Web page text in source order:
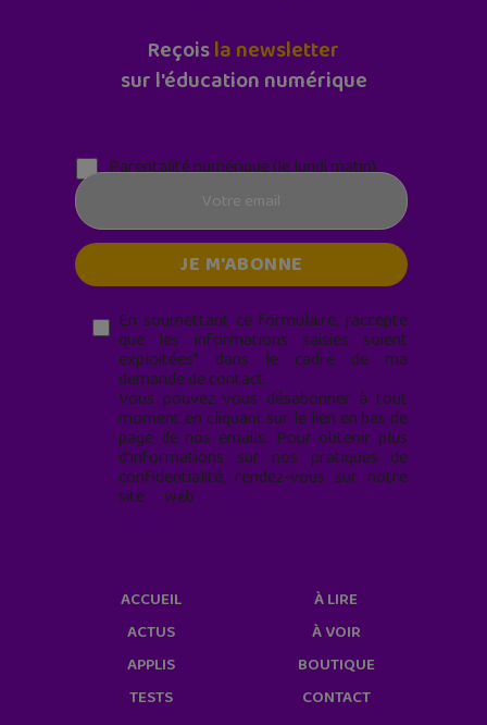
Reçoisla newsletter
sur l'éducation numérique
Parentalité numérique (le lundi matin)
En soumettant ce formulaire, j’accepte
que les informations saisies soient
exploitées* dans le cadre de ma
demande de contact.
Vous pouvez vous désabonner à tout
moment en cliquant sur le lien en bas de
page de nos emails. Pour obtenir plus
d'informations sur nos pratiques de
confidentialité, rendez-vous sur notre
site web
ACCUEIL
ACTUS
APPLIS
TESTS
À LIRE
À VOIR
BOUTIQUE
CONTACT